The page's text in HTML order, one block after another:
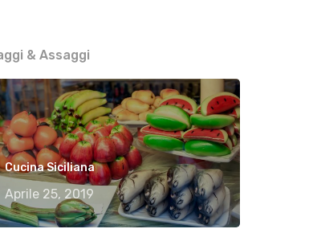
& Assaggi
Cucina Siciliana
Aprile 25, 2019